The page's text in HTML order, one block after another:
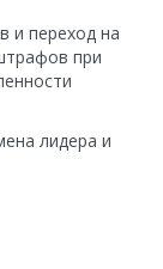
и переход на
при
лидера и